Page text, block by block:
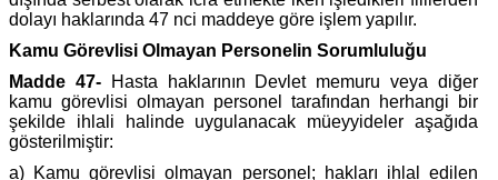
dolayı haklarında 47 nci maddeye göre işlem yapılır.
Kamu Görevlisi Olmayan Personelin Sorumluluğu
Madde 47-Hasta haklarının Devlet memuru veya diğer
kamu görevlisi olmayan personel tarafından herhangi bir
şekilde ihlali halinde uygulanacak müeyyideler aşağıda
gösterilmiştir:
a) Kamu görevlisi olmayan personel; hakları ihlal edilen